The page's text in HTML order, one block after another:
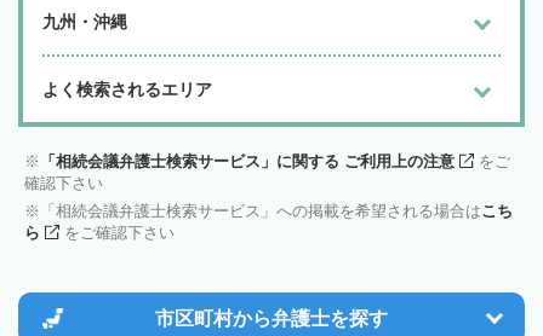
九州・沖縄
よく検索されるエリア
「相続会議弁護士検索サービス」に関する ご利用上の注意
をご
確認下さい
「相続会議弁護士検索サービス」への掲載を希望される場合はこち
ら
をご確認下さい
市区町村から弁護士を探す